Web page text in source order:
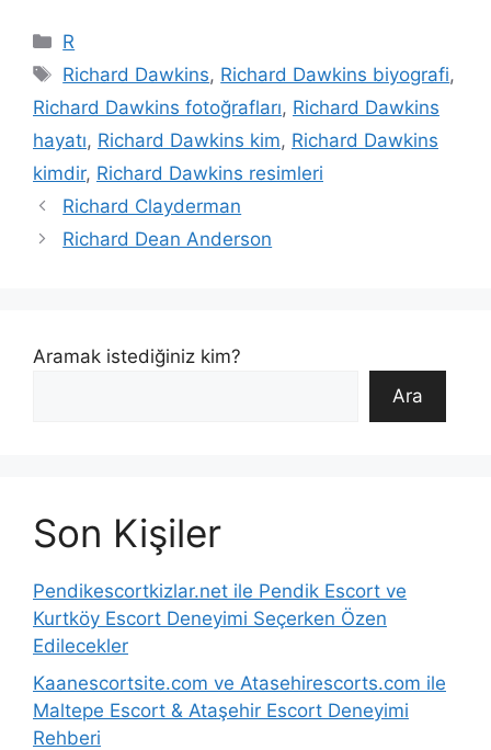
Kategoriler
R
Etiketler
Richard Dawkins, Richard Dawkins biyografi,
Richard Dawkins fotoğrafları, Richard Dawkins
hayatı, Richard Dawkins kim, Richard Dawkins
kimdir, Richard Dawkins resimleri
Richard Clayderman
Richard Dean Anderson
Aramak istediğiniz kim?
Ara
Son Kişiler
Pendikescortkizlar.net ile Pendik Escort ve
Kurtköy Escort Deneyimi Seçerken Özen
Edilecekler
Kaanescortsite.com ve Atasehirescorts.com ile
Maltepe Escort & Ataşehir Escort Deneyimi
Rehberi